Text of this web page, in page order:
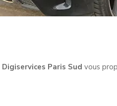
Digiservices Paris Sud vous